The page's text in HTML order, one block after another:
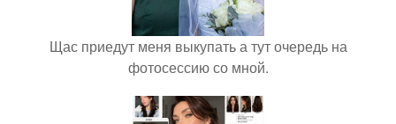
Щас приедут меня выкупать а тут очередь на
фотосессию со мной.